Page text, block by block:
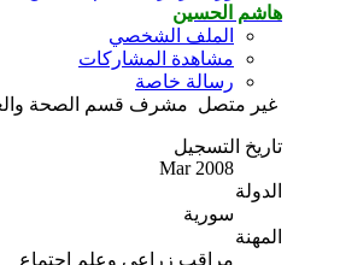
هاشم الحسين
الملف الشخصي
مشاهدة المشاركات
رسالة خاصة
غير متصل مشرف قسم الصحة
تاريخ التسجيل
Mar 2008
الدولة
سورية
المهنة
مراقب زراعي وعلم اجتماع